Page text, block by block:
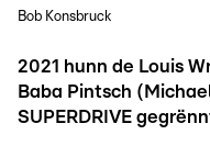
Bob Konsbruck
2021 hunn de Louis
Baba Pintsch
SUPERDRIVE